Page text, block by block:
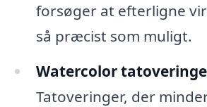
forsøger at efterligne
så præcist som muligt.
Watercolor
Tatoveringer, der